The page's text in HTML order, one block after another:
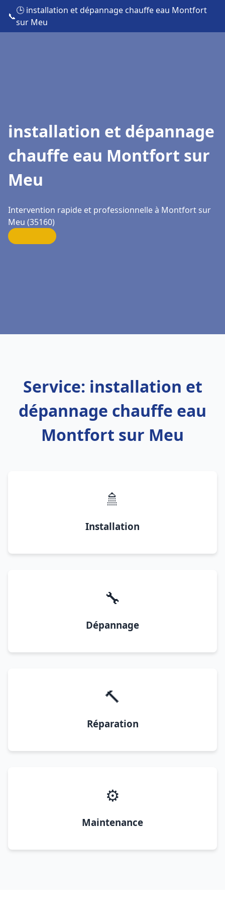
📞
🕒 installation et dépannage chauffe eau Montfort
sur Meu
installation et dépannage
chauffe eau Montfort sur
Meu
Intervention rapide et professionnelle à Montfort sur
Meu (35160)
Service: installation et
dépannage chauffe eau
Montfort sur Meu
🚿
Installation
🔧
Dépannage
🔨
Réparation
⚙️
Maintenance